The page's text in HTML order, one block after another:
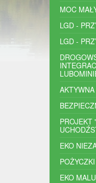
MOC
LGD -
LGD -
PROJEKT
EKO
POŻYCZKI
EKO